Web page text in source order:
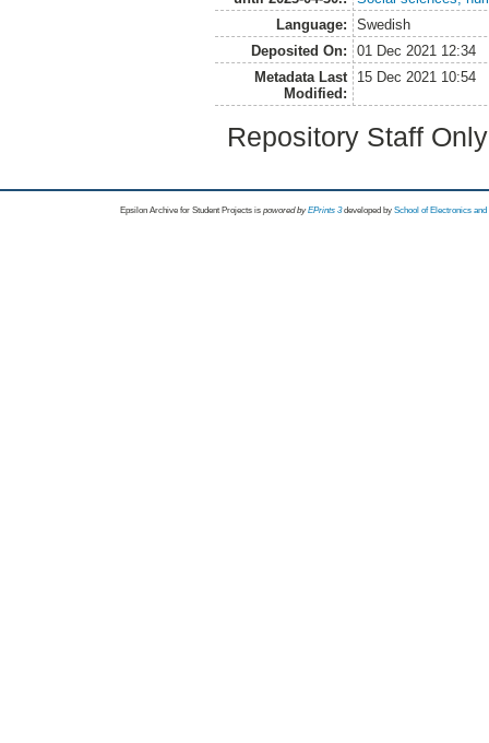
Language:
Swedish
Deposited On:
01 Dec 2021 12:34
Metadata Last
Modified:
15 Dec 2021 10:54
Repository Staff
Epsilon Archive for Student Projects is powored byEPrints 3 developed by School of Electronics